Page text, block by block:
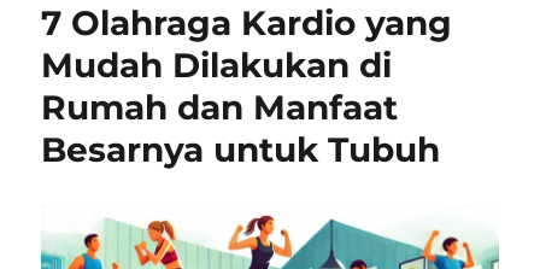
7 Olahraga Kardio yang
Mudah Dilakukan di
Rumah dan Manfaat
Besarnya untuk Tubuh